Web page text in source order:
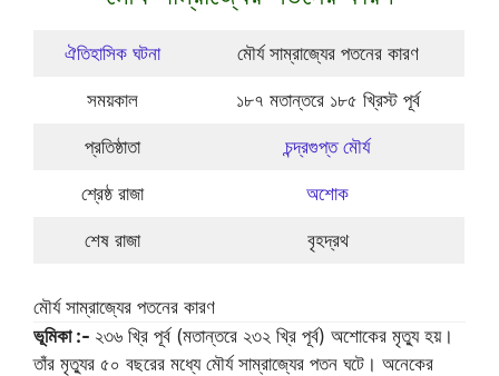
ঐতিহাসিক ঘটনা মৌর্য সাম্রাজ্যের পতনের কারণ
সময়কাল ১৮৭ মতান্তরে ১৮৫ খ্রিস্ট পূর্ব
প্রতিষ্ঠাতা চন্দ্রগুপ্ত মৌর্য
শ্রেষ্ঠ রাজা অশোক
শেষ রাজা বৃহদ্রথ
মৌর্য সাম্রাজ্যের পতনের কারণ
ভূমিকা :- ২৩৬ খ্রি পূর্ব (মতান্তরে ২৩২ খ্রি পূর্ব) অশোকের মৃত্যু হয়।
তাঁর মৃত্যুর ৫০ বছরের মধ্যে মৌর্য সাম্রাজ্যের পতন ঘটে। অনেকের